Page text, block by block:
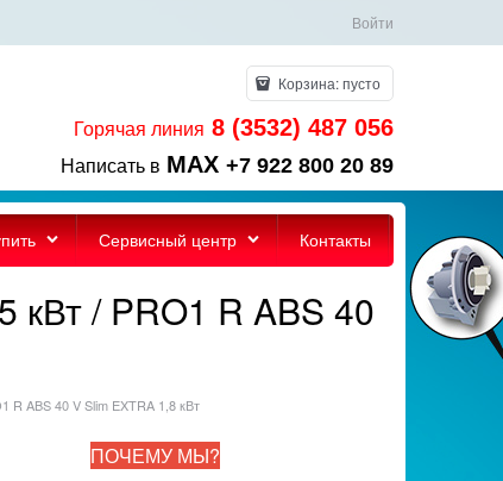
Войти
Корзина:пусто
Горячая линия 8 (3532) 487 056
Написать в MAX +7 922 800 20 89
Сервисный центр Контакты
кВт / PRO1 R ABS 40
R ABS 40 V Slim EXTRA 1,8 кВт
ПОЧЕМУ МЫ?